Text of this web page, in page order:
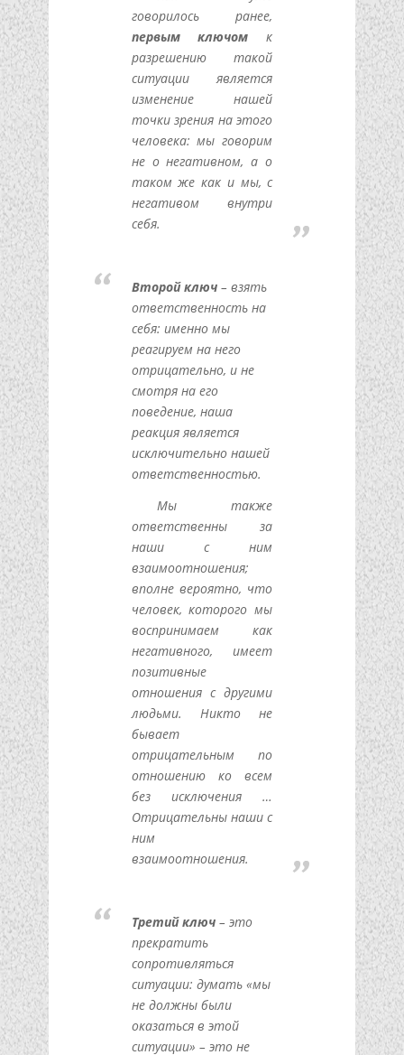
говорилось ранее,
первым ключом к
разрешению такой
ситуации является
изменение нашей
точки зрения на этого
человека: мы говорим
не о негативном, а о
таком же как и мы, с
негативом внутри
себя.
Второй ключ– взять
ответственность на
себя: именно мы
реагируем на него
отрицательно, и не
смотря на его
поведение, наша
реакция является
исключительно нашей
ответственностью.
Мы также
ответственны за
наши с ним
взаимоотношения;
вполне вероятно, что
человек, которого мы
воспринимаем как
негативного, имеет
позитивные
отношения с другими
людьми. Никто не
бывает
отрицательным по
отношению ко всем
без исключения …
Отрицательны наши с
ним
взаимоотношения.
Третий ключ– это
прекратить
сопротивляться
ситуации: думать «мы
не должны были
оказаться в этой
ситуации» – это не